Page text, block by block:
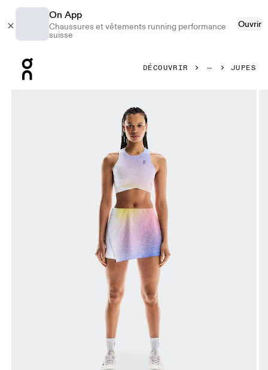
On App
Chaussures et vêtements running performance
suisse
Ouvrir
DÉCOUVRIR JUPES